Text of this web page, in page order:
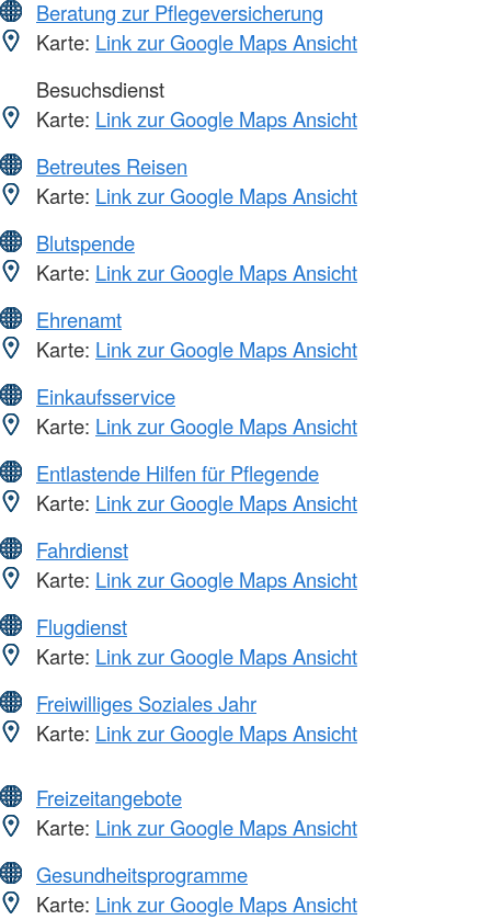
Beratung zur Pflegeversicherung
Karte: Link zur Google Maps Ansicht
Besuchsdienst
Karte: Link zur Google Maps Ansicht
Betreutes Reisen
Karte: Link zur Google Maps Ansicht
Blutspende
Karte: Link zur Google Maps Ansicht
Ehrenamt
Karte: Link zur Google Maps Ansicht
Einkaufsservice
Karte: Link zur Google Maps Ansicht
Entlastende Hilfen für Pflegende
Karte: Link zur Google Maps Ansicht
Fahrdienst
Karte: Link zur Google Maps Ansicht
Flugdienst
Karte: Link zur Google Maps Ansicht
Freiwilliges Soziales Jahr
Karte: Link zur Google Maps Ansicht
Freizeitangebote
Karte: Link zur Google Maps Ansicht
Gesundheitsprogramme
Karte: Link zur Google Maps Ansicht